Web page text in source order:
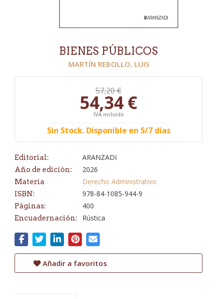
BIENES PÚBLICOS
MARTÍN REBOLLO, LUIS
57,20 €
54,34 €
IVA incluido
Sin Stock. Disponible en 5/7 días
Editorial: ARANZADI
Año de edición: 2026
Materia Derecho Administrativo
ISBN: 978-84-1085-944-9
Páginas: 400
Encuadernación: Rústica
Añadir a favoritos